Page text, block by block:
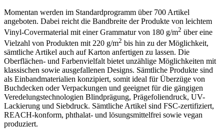
Momentan werden im Standardprogramm über 700 Artikel
angeboten. Dabei reicht die Bandbreite der Produkte von leichtem
Vinyl-Covermaterial mit einer Grammatur von 180 g/m2 über eine
Vielzahl von Produkten mit 220 g/m2 bis hin zu der Möglichkeit,
sämtliche Artikel auch auf Karton anfertigen zu lassen. Die
Oberflächen- und Farbenvielfalt bietet unzählige Möglichkeiten mit
klassischen sowie ausgefallenen Designs. Sämtliche Produkte sind
als Einbandmaterialien konzipiert, somit ideal für Überzüge von
Buchdecken oder Verpackungen und geeignet für die gängigen
Veredelungstechnologien Blindprägung, Prägefoliendruck, UV-
Lackierung und Siebdruck. Sämtliche Artikel sind FSC-zertifiziert,
REACH-konform, phthalat- und lösungsmittelfrei sowie vegan
produziert.